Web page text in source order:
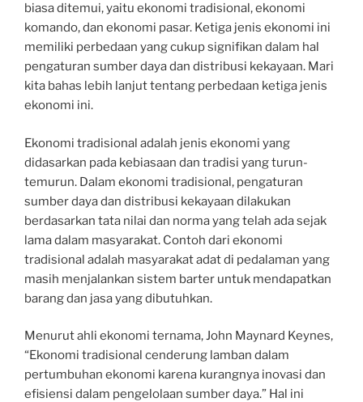
biasa ditemui, yaitu ekonomi tradisional, ekonomi
komando, dan ekonomi pasar. Ketiga jenis ekonomi ini
memiliki perbedaan yang cukup signifikan dalam hal
pengaturan sumber daya dan distribusi kekayaan. Mari
kita bahas lebih lanjut tentang perbedaan ketiga jenis
ekonomi ini.
Ekonomi tradisional adalah jenis ekonomi yang
didasarkan pada kebiasaan dan tradisi yang turun-
temurun. Dalam ekonomi tradisional, pengaturan
sumber daya dan distribusi kekayaan dilakukan
berdasarkan tata nilai dan norma yang telah ada sejak
lama dalam masyarakat. Contoh dari ekonomi
tradisional adalah masyarakat adat di pedalaman yang
masih menjalankan sistem barter untuk mendapatkan
barang dan jasa yang dibutuhkan.
Menurut ahli ekonomi ternama, John Maynard Keynes,
“Ekonomi tradisional cenderung lamban dalam
pertumbuhan ekonomi karena kurangnya inovasi dan
efisiensi dalam pengelolaan sumber daya.” Hal ini